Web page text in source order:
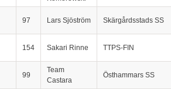
97 Lars Sjöström Skärgårdsstads SS
154 Sakari Rinne TTPS-FIN
99
Team
Castara
Östhammars SS